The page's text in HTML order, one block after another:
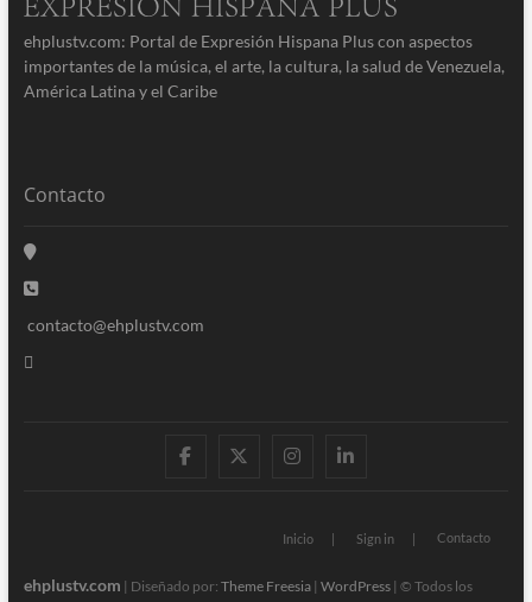
ehplustv.com: Portal de Expresión Hispana Plus con aspectos
importantes de la música, el arte, la cultura, la salud de Venezuela,
América Latina y el Caribe
Contacto
contacto@ehplustv.com
facebooktwitterinstagram
linkedin
Inicio Sign in Contacto
ehplustv.com | Diseñado por: Theme Freesia| WordPress| © Todos los